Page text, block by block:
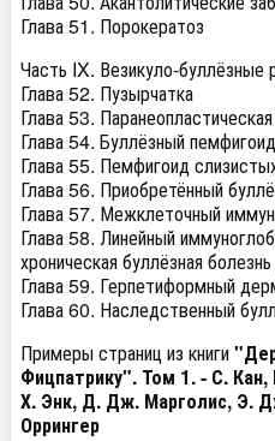
Глава 51. Порокератоз
Часть IX. Везикуло-буллёзные
Глава 52. Пузырчатка
Глава 53.
Глава 54. Буллёзный пемфигоид
Глава 55. Пемфигоид
Глава 56. Приобретённый
Глава 57. Межклеточный
Глава 58. Линейный
хроническая буллёзная
Глава 59. Герпетиформный
Глава 60. Наследственный
Примеры страниц из книги
Фицпатрику". Том 1. - С.
Х. Энк, Д. Дж. Марголис, Э.
Оррингер